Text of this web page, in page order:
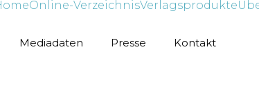
Online-VerzeichnisVerlagsprodukte
Mediadaten Presse Kontakt